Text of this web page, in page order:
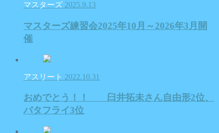
マスターズ 2025.9.13
マスターズ練習会2025年10月～2026年3月開
催
アスリート 2022.10.31
おめでとう！！ 臼井拓未さん自由形2位、
バタフライ3位